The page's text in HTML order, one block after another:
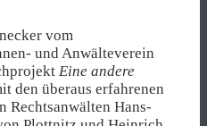
vom
und Anwälteverein
Eine andere
den überaus erfahrenen
Rechtsanwälten Hans-